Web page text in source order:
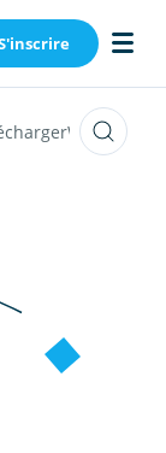
Webinars